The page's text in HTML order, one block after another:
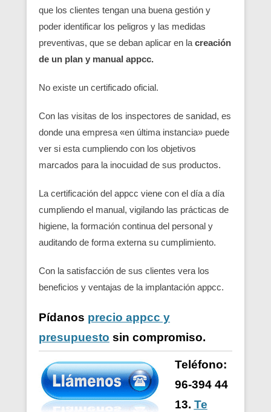
que los clientes tengan una buena gestión y
poder identificar los peligros y las medidas
preventivas, que se deban aplicar en la creación
de un plan y manual appcc.
No existe un certificado oficial.
Con las visitas de los inspectores de sanidad, es
donde una empresa «en última instancia» puede
ver si esta cumpliendo con los objetivos
marcados para la inocuidad de sus productos.
La certificación del appcc viene con el día a día
cumpliendo el manual, vigilando las prácticas de
higiene, la formación continua del personal y
auditando de forma externa su cumplimiento.
Con la satisfacción de sus clientes vera los
beneficios y ventajas de la implantación appcc.
Pídanos precio appcc y
presupuesto sin compromiso.
Teléfono:
96-394 44
13. Te